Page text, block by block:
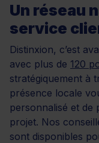
Un réseau
service
Distinxion, c’est
avec plus de 120
stratégiquement à
présence locale
personnalisé et de
projet. Nos
sont disponibles